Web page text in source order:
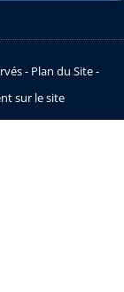
- Plan du Site-
sur le site